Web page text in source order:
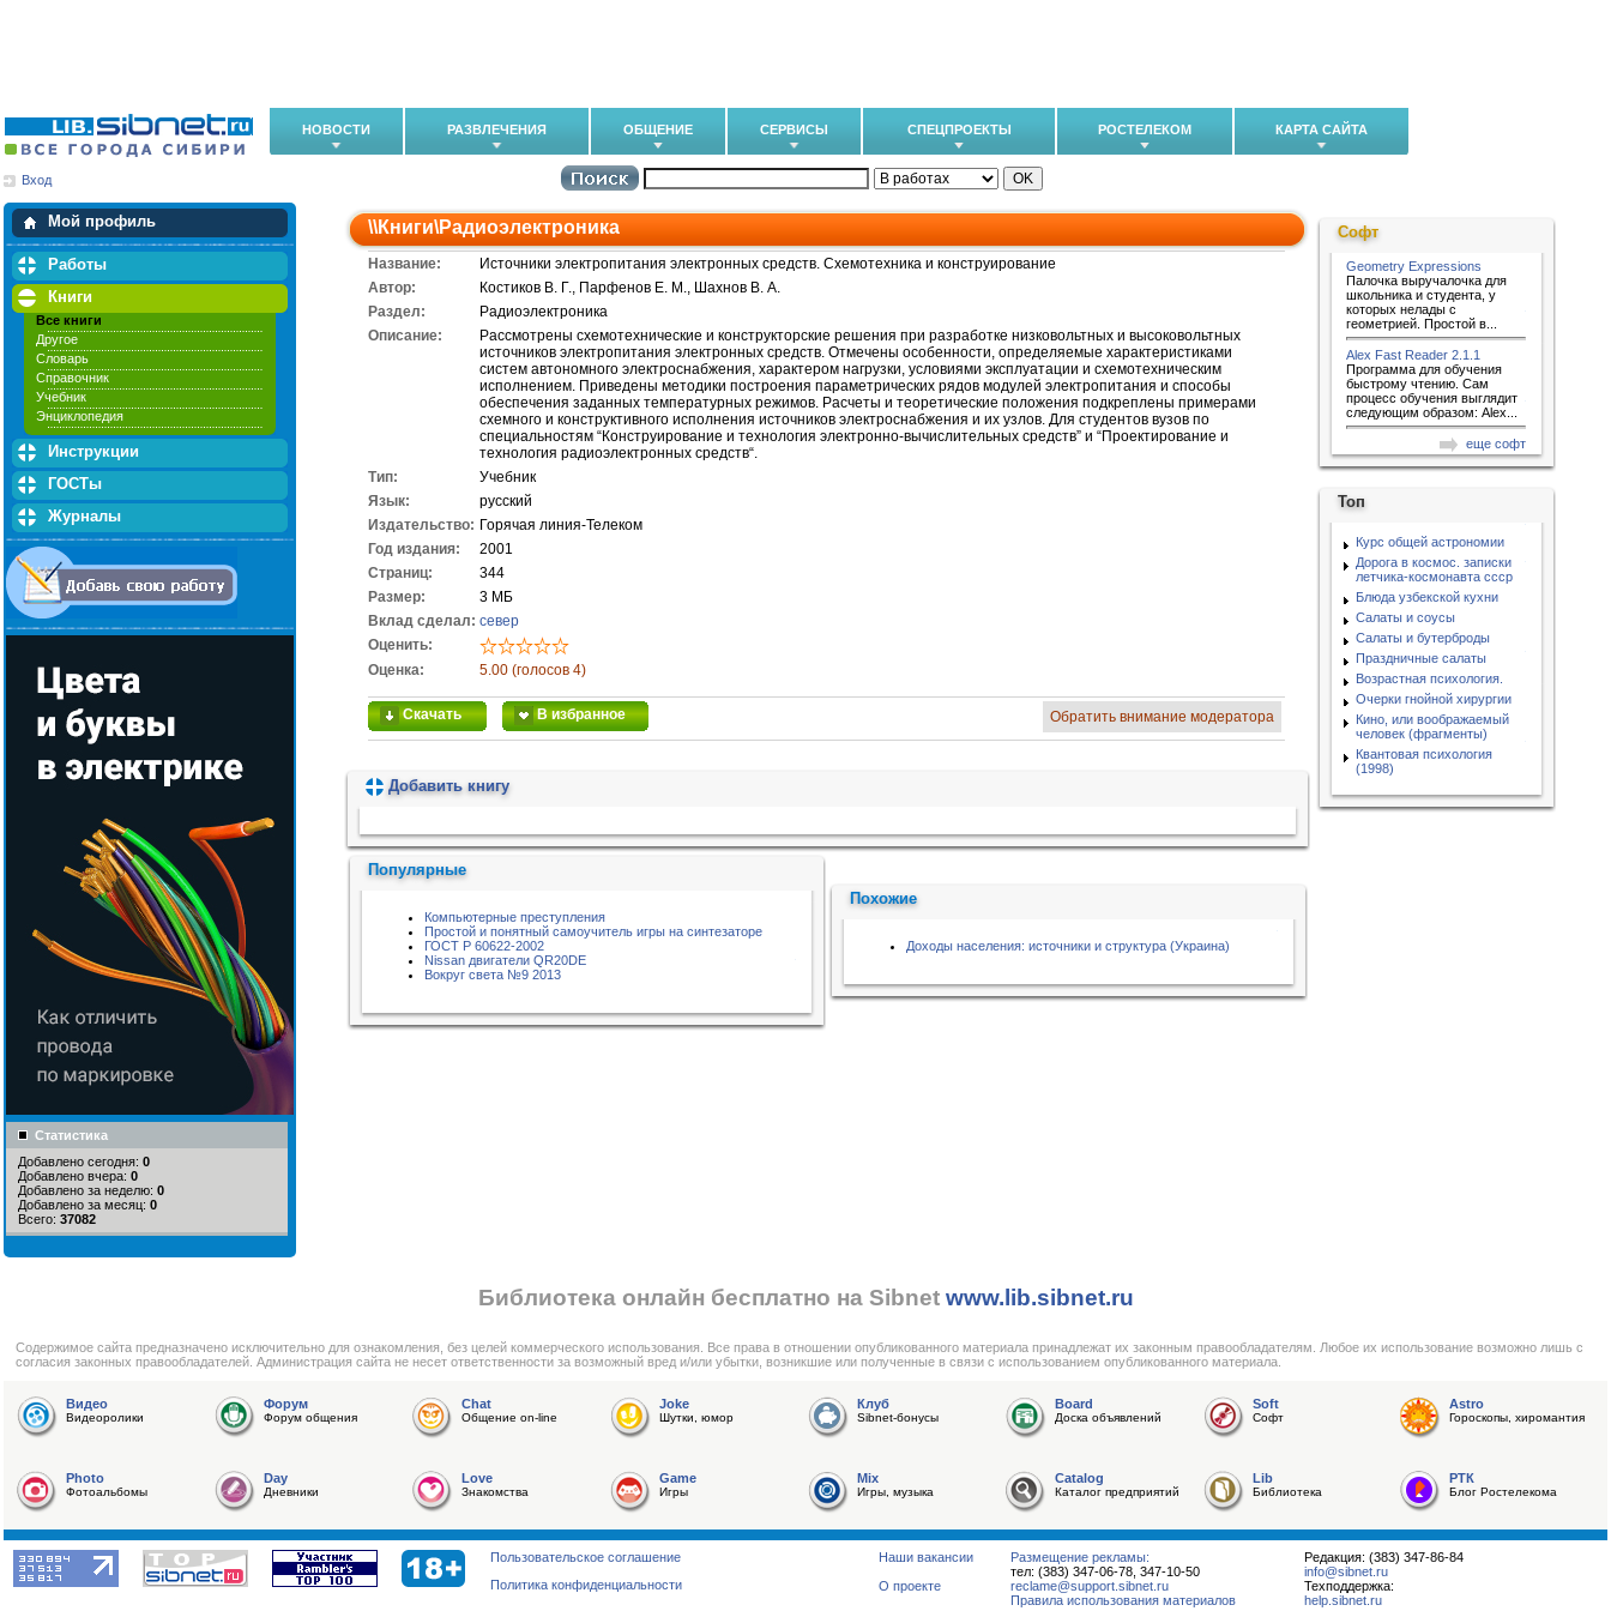
НОВОСТИ РАЗВЛЕЧЕНИЯ ОБЩЕНИЕ СЕРВИСЫ СПЕЦПРОЕКТЫ РОСТЕЛЕКОМ КАРТА САЙТА
Вход
Мой профиль
Мои закладки
Работы
Книги
Все книги
Другое
Словарь
Справочник
Учебник
Энциклопедия
Инструкции
ГОСТы
Журналы
Статистика
Добавлено сегодня: 0
Добавлено вчера: 0
Добавлено за неделю: 0
Добавлено за месяц: 0
Всего: 37082
\\Книги\Радиоэлектроника
Название:
Источники электропитания электронных средств. Схемотехника и конструирование
Автор:
Костиков В. Г., Парфенов Е. М., Шахнов В. А.
Раздел:
Радиоэлектроника
Описание:
Рассмотрены схемотехнические и конструкторские решения при разработке низковольтных и высоковольтных
источников электропитания электронных средств. Отмечены особенности, определяемые характеристиками
систем автономного электроснабжения, характером нагрузки, условиями эксплуатации и схемотехническим
исполнением. Приведены методики построения параметрических рядов модулей электропитания и способы
обеспечения заданных температурных режимов. Расчеты и теоретические положения подкреплены примерами
схемного и конструктивного исполнения источников электроснабжения и их узлов. Для студентов вузов по
специальностям “Конструирование и технология электронно-вычислительных средств” и “Проектирование и
технология радиоэлектронных средств“.
Тип:
Учебник
Язык:
русский
Издательство: Горячая линия-Телеком
Год издания:
2001
Cтраниц:
344
Размер:
3 МБ
Вклад сделал: север
Оценить:
Оценка:
5.00 (голосов 4)
Скачать В избранное Обратить внимание модератора
Добавить книгу
Популярные
Компьютерные преступления
Простой и понятный самоучитель игры на синтезаторе
ГОСТ Р 60622-2002
Nissan двигатели QR20DE
Вокруг света №9 2013
Похожие
Доходы населения: источники и структура (Украина)
Софт
Geometry Expressions
Палочка выручалочка для
школьника и студента, у
которых нелады с
геометрией. Простой в...
Alex Fast Reader 2.1.1
Программа для обучения
быстрому чтению. Сам
процесс обучения выглядит
следующим образом: Alex...
еще софт
Топ
Курс общей астрономии
Дорога в космос. записки
летчика-космонавта ссср
Блюда узбекской кухни
Салаты и соусы
Салаты и бутерброды
Праздничные салаты
Возрастная психология.
Очерки гнойной хирургии
Кино, или воображаемый
человек (фрагменты)
Квантовая психология
(1998)
Библиотека онлайн бесплатно на Sibnet www.lib.sibnet.ru
Cодержимое сайта предназначено исключительно для ознакомления, без целей коммерческого использования. Все права в отношении опубликованного материала принадлежат их законным правообладателям. Любое их использование возможно лишь с
согласия законных правообладателей. Администрация сайта не несет ответственности за возможный вред и/или убытки, возникшие или полученные в связи с использованием опубликованного материала.
Видео
Видеоролики
Форум
Форум общения
Chat
Общение on-line
Joke
Шутки, юмор
Клуб
Sibnet-бонусы
Board
Доска объявлений
Soft
Софт
Astro
Гороскопы, хиромантия
Photo
Фотоальбомы
Day
Дневники
Love
Знакомства
Game
Игры
Mix
Игры, музыка
Catalog
Каталог предприятий
Lib
Библиотека
РТК
Блог Ростелекома
Редакция: (383) 347-86-84
info@sibnet.ru
Техподдержка:
help.sibnet.ru
Размещение рекламы:
тел: (383) 347-06-78, 347-10-50
reclame@support.sibnet.ru
Правила использования материалов
Наши вакансии
О проекте
Пользовательское соглашение
Политика конфиденциальности